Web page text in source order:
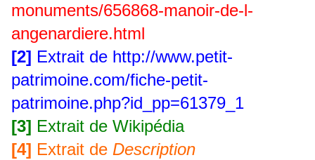
monuments/656868-manoir-de-l-
angenardiere.html
[2] Extrait de http://www.petit-
patrimoine.com/fiche-petit-
patrimoine.php?id_pp=61379_1
[3] Extrait de Wikipédia
[4] Extrait de Description